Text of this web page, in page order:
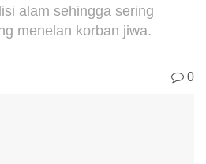
alam sehingga sering
menelan korban jiwa.
0